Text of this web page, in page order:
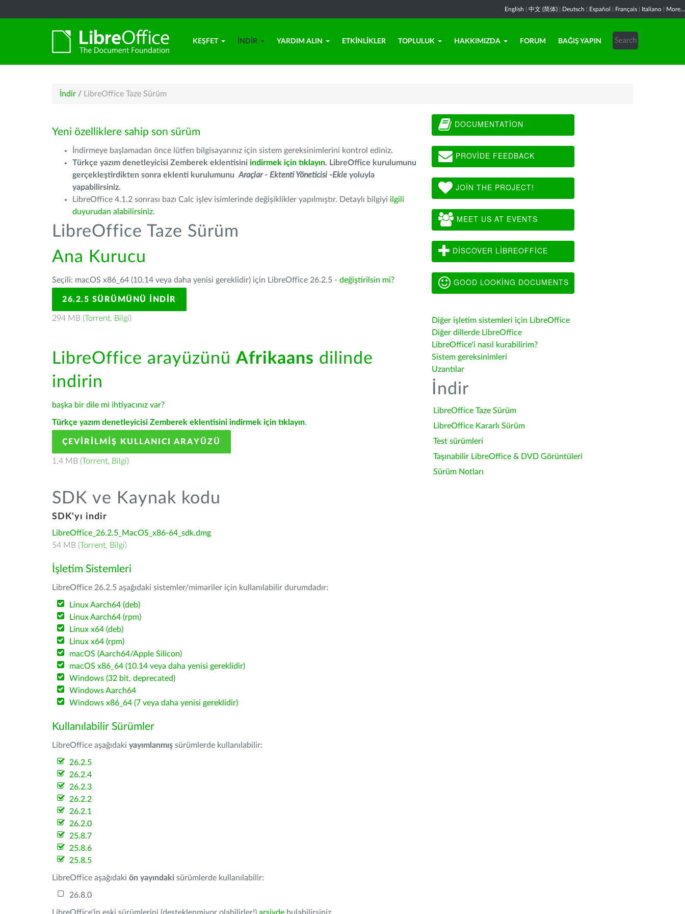
English 中文 (简体) Deutsch Español Français Italiano More...
KEŞFET İNDIR YARDIM ALIN ETKINLIKLER TOPLULUK HAKKIMIZDA FORUM BAĞIŞ YAPIN
İndir / LibreOffice Taze Sürüm
Yeni özelliklere sahip son sürüm
İndirmeye başlamadan önce lütfen bilgisayarınız için sistem gereksinimlerini kontrol ediniz.
Türkçe yazım denetleyicisi Zemberek eklentisini indirmek için tıklayın. LibreOffice kurulumunu
gerçekleştirdikten sonra eklenti kurulumunu Araçlar - Ektenti Yöneticisi -Ekle yoluyla
yapabilirsiniz.
LibreOffice 4.1.2 sonrası bazı Calc işlev isimlerinde değişiklikler yapılmıştır. Detaylı bilgiyi ilgili
duyurudan alabilirsiniz.
LibreOffice Taze Sürüm
Ana Kurucu
Seçili: macOS x86_64 (10.14 veya daha yenisi gereklidir) için LibreOffice 26.2.5 - değiştirilsin mi?
26.2.5 SÜRÜMÜNÜ İNDIR
294 MB (Torrent, Bilgi)
LibreOffice arayüzünü Afrikaans dilinde
indirin
başka bir dile mi ihtiyacınız var?
Türkçe yazım denetleyicisi Zemberek eklentisini indirmek için tıklayın.
ÇEVIRILMIŞ KULLANICI ARAYÜZÜ
1.4 MB (Torrent, Bilgi)
SDK ve Kaynak kodu
SDK'yı indir
LibreOffice_26.2.5_MacOS_x86-64_sdk.dmg
54 MB (Torrent, Bilgi)
İşletim Sistemleri
LibreOffice 26.2.5 aşağıdaki sistemler/mimariler için kullanılabilir durumdadır:
Linux Aarch64 (deb)
Linux Aarch64 (rpm)
Linux x64 (deb)
Linux x64 (rpm)
macOS (Aarch64/Apple Silicon)
macOS x86_64 (10.14 veya daha yenisi gereklidir)
Windows (32 bit, deprecated)
Windows Aarch64
Windows x86_64 (7 veya daha yenisi gereklidir)
Kullanılabilir Sürümler
LibreOffice aşağıdaki yayımlanmış sürümlerde kullanılabilir:
26.2.5
26.2.4
26.2.3
26.2.2
26.2.1
26.2.0
25.8.7
25.8.6
25.8.5
LibreOffice aşağıdaki ön yayındaki sürümlerde kullanılabilir:
26.8.0
DOCUMENTATION
PROVIDE FEEDBACK
JOIN THE PROJECT!
MEET US AT EVENTS
DISCOVER LIBREOFFICE
GOOD LOOKING DOCUMENTS
Diğer işletim sistemleri için LibreOffice
Diğer dillerde LibreOffice
LibreOffice'i nasıl kurabilirim?
Sistem gereksinimleri
Uzantılar
İndir
LibreOffice Taze Sürüm
LibreOffice Kararlı Sürüm
Test sürümleri
Taşınabilir LibreOffice & DVD Görüntüleri
Sürüm Notları